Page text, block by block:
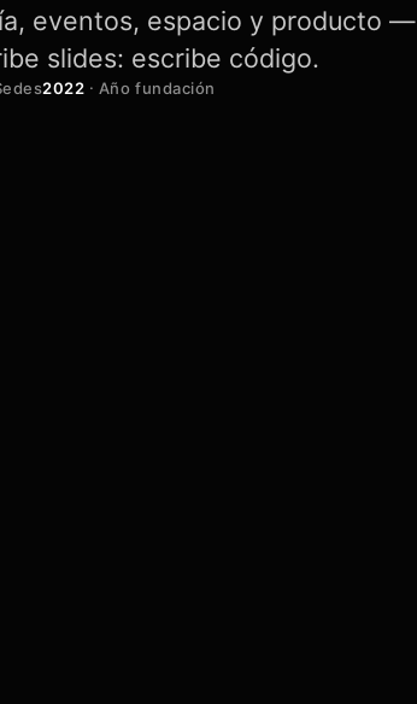
eventos, espacio y producto —
slides: escribe código.
2022 · Año fundación